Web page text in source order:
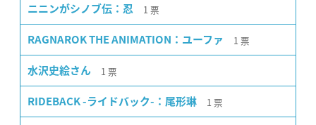
ニニンがシノブ伝：忍 1 票
RAGNAROK THE ANIMATION：ユーファ 1 票
水沢史絵さん 1 票
RIDEBACK -ライドバック-：尾形琳 1 票